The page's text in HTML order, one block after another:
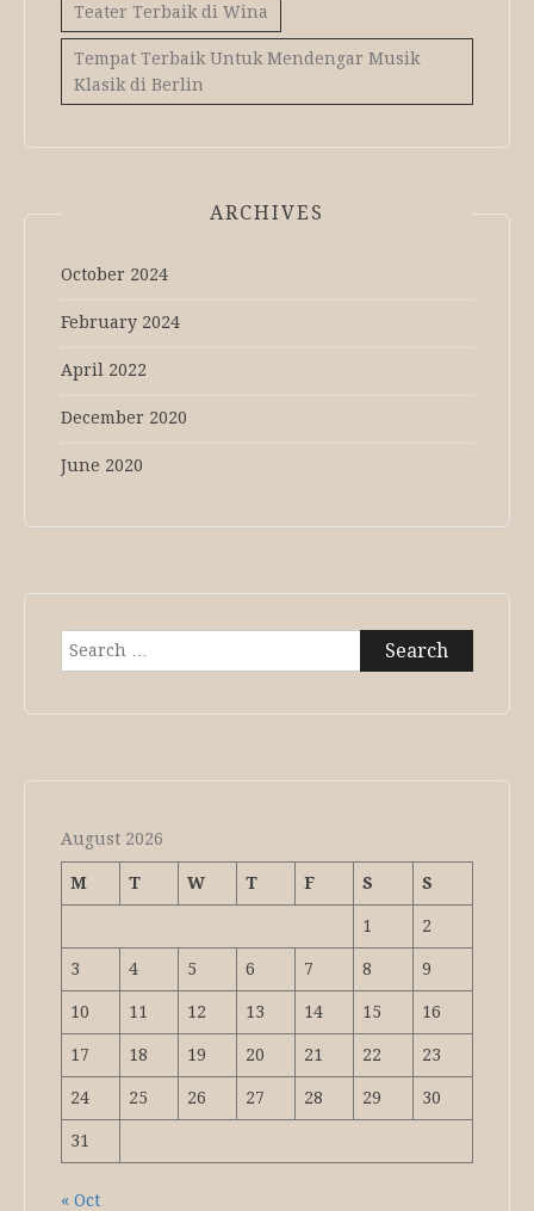
Teater Terbaik di Wina
Tempat Terbaik Untuk Mendengar Musik
Klasik di Berlin
ARCHIVES
October 2024
February 2024
April 2022
December 2020
June 2020
Search
August 2026
M T W T F S S
1 2
3 4 5 6 7 8 9
10 11 12 13 14 15 16
17 18 19 20 21 22 23
24 25 26 27 28 29 30
31
« Oct